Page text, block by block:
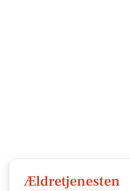
Ældretjenesten